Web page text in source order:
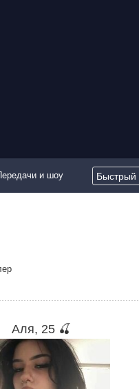
и шоу
Аля, 25 🍒